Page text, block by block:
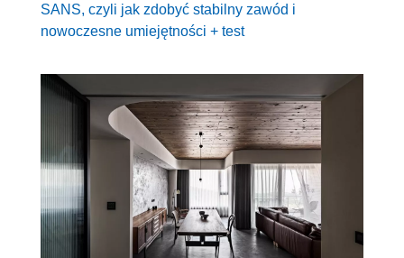
SANS, czyli jak zdobyć stabilny zawód i
nowoczesne umiejętności + test